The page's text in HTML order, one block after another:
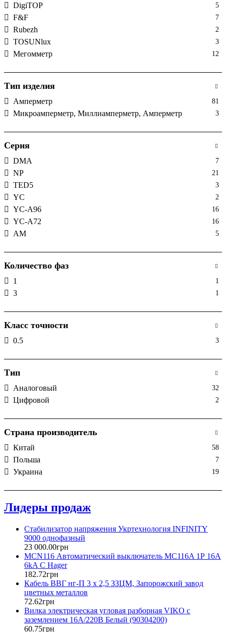
DigiTOP 5
F&F 7
Rubezh 2
TOSUNlux 3
Мегомметр 12
Тип изделия
Амперметр 81
Микроамперметр, Миллиамперметр, Амперметр 3
Серия
DMA 7
NP 21
TED5 3
YC 2
YC-A96 16
YC-А72 16
АМ 5
Количество фаз
1 1
3 1
Класс точности
0.5 3
Тип
Аналоговый 32
Цифровой 2
Страна производитель
Китай 58
Польша 7
Украина 19
Лидеры продаж
Стабилизатор напряжения Укртехнология INFINITY
9000 однофазный
23 000.00грн
MCN116 Автоматический выключатель MC116A 1Р 16А
6kA C Hager
182.72грн
Кабель ВВГ нг-П 3 х 2,5 ЗЗЦМ, Запорожский завод
цветных металлов
72.62грн
Вилка электрическая угловая разборная VIKO с
заземлением 16А/220В Белый (90304200)
60.75грн